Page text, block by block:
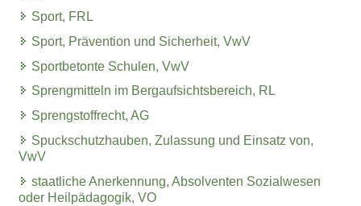
Sport, FRL
Sport, Prävention und Sicherheit, VwV
Sportbetonte Schulen, VwV
Sprengmitteln im Bergaufsichtsbereich, RL
Sprengstoffrecht, AG
Spuckschutzhauben, Zulassung und Einsatz von,
VwV
staatliche Anerkennung, Absolventen Sozialwesen
oder Heilpädagogik, VO